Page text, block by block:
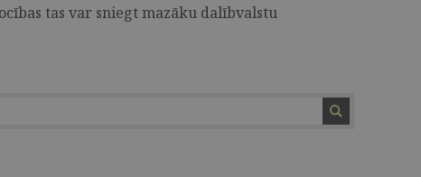
tas var sniegt mazāku dalībvalstu